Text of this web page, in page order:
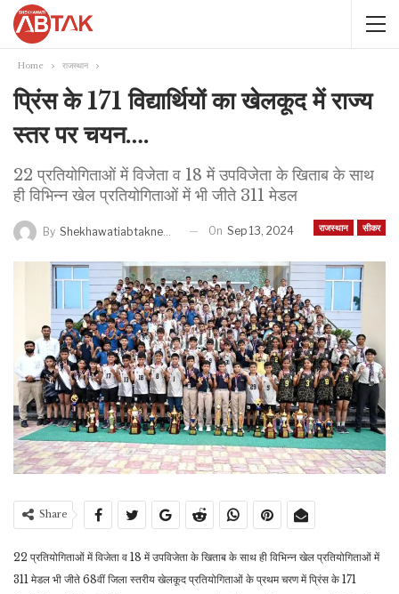
Home राजस्थान
प्रिंस के 171 विद्यार्थियों का खेलकूद में राज्य
स्तर पर चयन….
22 प्रतियोगिताओं में विजेता व 18 में उपविजेता के खिताब के साथ
ही विभिन्न खेल प्रतियोगिताओं में भी जीते 311 मेडल
राजस्थान सीकर
By Shekhawatiabtaknews On Sep 13, 2024
Share
22 प्रतियोगिताओं में विजेता व 18 में उपविजेता के खिताब के साथ ही विभिन्न खेल प्रतियोगिताओं में
311 मेडल भी जीते 68वीं जिला स्तरीय खेलकूद प्रतियोगिताओं के प्रथम चरण में प्रिंस के 171